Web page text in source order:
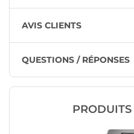
AVIS CLIENTS
QUESTIONS / RÉPONSES